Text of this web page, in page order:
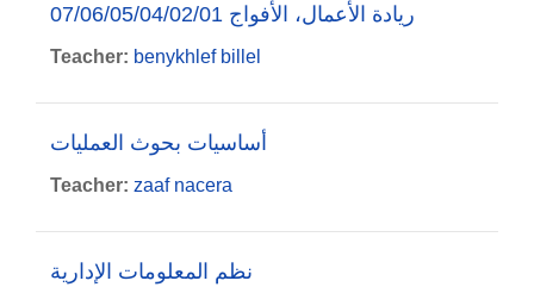
07/06/05/04/02/01 ريادة الأعمال، الأفواج
Teacher: benykhlef billel
أساسيات بحوث العمليات
Teacher: zaaf nacera
نظم المعلومات الإدارية